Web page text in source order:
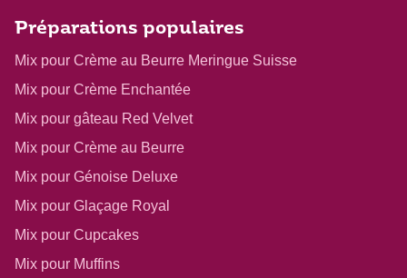
Préparations populaires
Mix pour Crème au Beurre Meringue Suisse
Mix pour Crème Enchantée
Mix pour gâteau Red Velvet
Mix pour Crème au Beurre
Mix pour Génoise Deluxe
Mix pour Glaçage Royal
Mix pour Cupcakes
Mix pour Muffins